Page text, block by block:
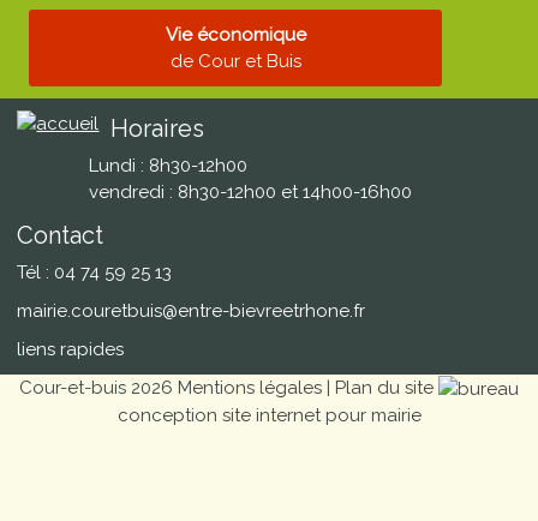
Vie économique
de Cour et Buis
Horaires
Lundi : 8h30-12h00
vendredi : 8h30-12h00 et 14h00-16h00
Contact
Tél : 04 74 59 25 13
mairie.couretbuis@entre-bievreetrhone.fr
liens rapides
Cour-et-buis 2026 Mentions légales | Plan du site
conception site internet pour mairie